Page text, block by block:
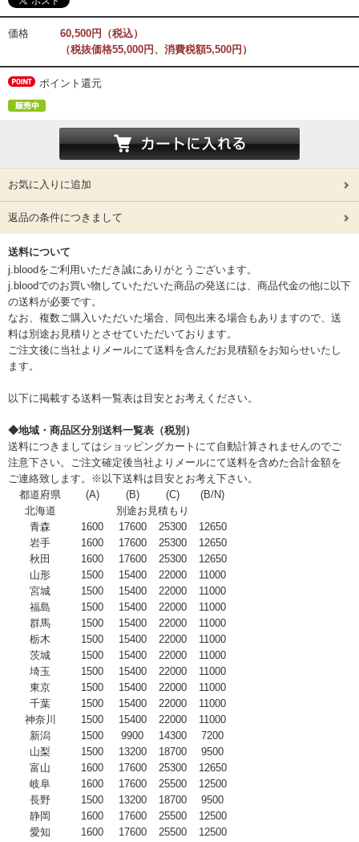
価格
60,500円（税込）
（税抜価格55,000円、消費税額5,500円）
ポイント還元
お気に入りに追加
返品の条件につきまして
送料について
j.bloodをご利用いただき誠にありがとうございます。
j.bloodでのお買い物していただいた商品の発送には、商品代金の他に以下
の送料が必要です。
なお、複数ご購入いただいた場合、同包出来る場合もありますので、送
料は別途お見積りとさせていただいております。
ご注文後に当社よりメールにて送料を含んだお見積額をお知らせいたし
ます。
以下に掲載する送料一覧表は目安とお考えください。
◆地域・商品区分別送料一覧表（税別）
送料につきましてはショッピングカートにて自動計算されませんのでご
注意下さい。ご注文確定後当社よりメールにて送料を含めた合計金額を
ご連絡致します。※以下送料は目安とお考え下さい。
都道府県
(A) (B) (C)
(B/N)
北海道
別途お見積もり
青森
1600 17600 25300
12650
岩手
1600 17600 25300
12650
秋田
1600 17600 25300
12650
山形
1500 15400 22000
11000
宮城
1500 15400 22000
11000
福島
1500 15400 22000
11000
群馬
1500 15400 22000
11000
栃木
1500 15400 22000
11000
茨城
1500 15400 22000
11000
埼玉
1500 15400 22000
11000
東京
1500 15400 22000
11000
千葉
1500 15400 22000
11000
神奈川
1500 15400 22000
11000
新潟
1500 9900 14300
7200
山梨
1500 13200 18700
9500
富山
1600 17600 25300
12650
岐阜
1600 17600 25500
12500
長野
1500 13200 18700
9500
静岡
1600 17600 25500
12500
愛知
1600 17600 25500
12500